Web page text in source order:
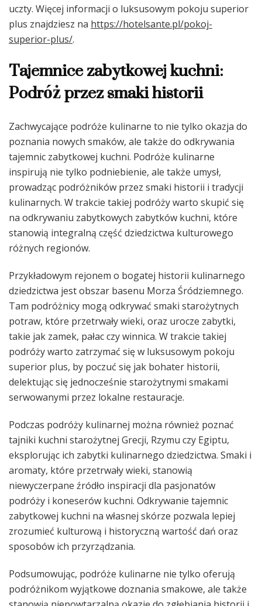
uczty. Więcej informacji o luksusowym pokoju superior
plus znajdziesz na https://hotelsante.pl/pokoj-
superior-plus/.
Tajemnice zabytkowej kuchni:
Podróż przez smaki historii
Zachwycające podróże kulinarne to nie tylko okazja do
poznania nowych smaków, ale także do odkrywania
tajemnic zabytkowej kuchni. Podróże kulinarne
inspirują nie tylko podniebienie, ale także umysł,
prowadząc podróżników przez smaki historii i tradycji
kulinarnych. W trakcie takiej podróży warto skupić się
na odkrywaniu zabytkowych zabytków kuchni, które
stanowią integralną część dziedzictwa kulturowego
różnych regionów.
Przykładowym rejonem o bogatej historii kulinarnego
dziedzictwa jest obszar basenu Morza Śródziemnego.
Tam podróżnicy mogą odkrywać smaki starożytnych
potraw, które przetrwały wieki, oraz urocze zabytki,
takie jak zamek, pałac czy winnica. W trakcie takiej
podróży warto zatrzymać się w luksusowym pokoju
superior plus, by poczuć się jak bohater historii,
delektując się jednocześnie starożytnymi smakami
serwowanymi przez lokalne restauracje.
Podczas podróży kulinarnej można również poznać
tajniki kuchni starożytnej Grecji, Rzymu czy Egiptu,
eksplorując ich zabytki kulinarnego dziedzictwa. Smaki i
aromaty, które przetrwały wieki, stanowią
niewyczerpane źródło inspiracji dla pasjonatów
podróży i koneserów kuchni. Odkrywanie tajemnic
zabytkowej kuchni na własnej skórze pozwala lepiej
zrozumieć kulturową i historyczną wartość dań oraz
sposobów ich przyrządzania.
Podsumowując, podróże kulinarne nie tylko oferują
podróżnikom wyjątkowe doznania smakowe, ale także